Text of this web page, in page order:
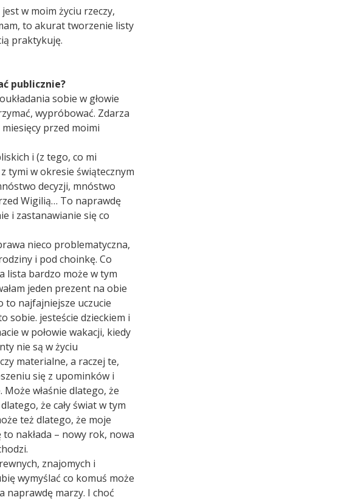
w moim życiu rzeczy,
to akurat tworzenie listy
praktykuję.
publicznie?
sobie w głowie
wypróbować. Zdarza
przed moimi
i (z tego, co mi
tymi w okresie świątecznym
decyzji, mnóstwo
Wigilią… To naprawdę
i zastanawianie się co
nieco problematyczna,
i pod choinkę. Co
lista bardzo może w tym
jeden prezent na obie
to najfajniejsze uczucie
sobie. jesteście dzieckiem i
w połowie wakacji, kiedy
nie są w życiu
materialne, a raczej te,
się z upominków i
właśnie dlatego, że
że cały świat w tym
też dlatego, że moje
nakłada – nowy rok, nowa
znajomych i
wymyślać co komuś może
naprawdę marzy. I choć